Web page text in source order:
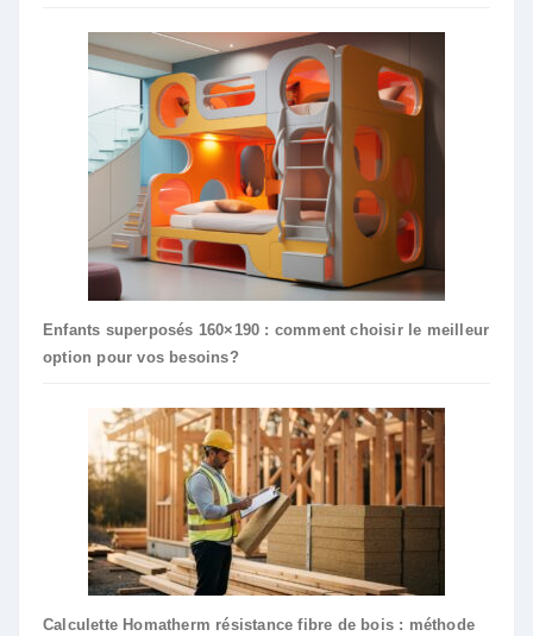
Enfants superposés 160×190 : comment choisir le meilleur
option pour vos besoins?
Calculette Homatherm résistance fibre de bois : méthode